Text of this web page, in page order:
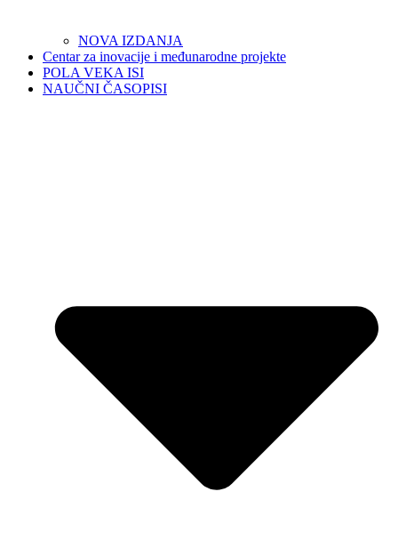
NOVA IZDANJA
Centar za inovacije i međunarodne projekte
POLA VEKA ISI
NAUČNI ČASOPISI